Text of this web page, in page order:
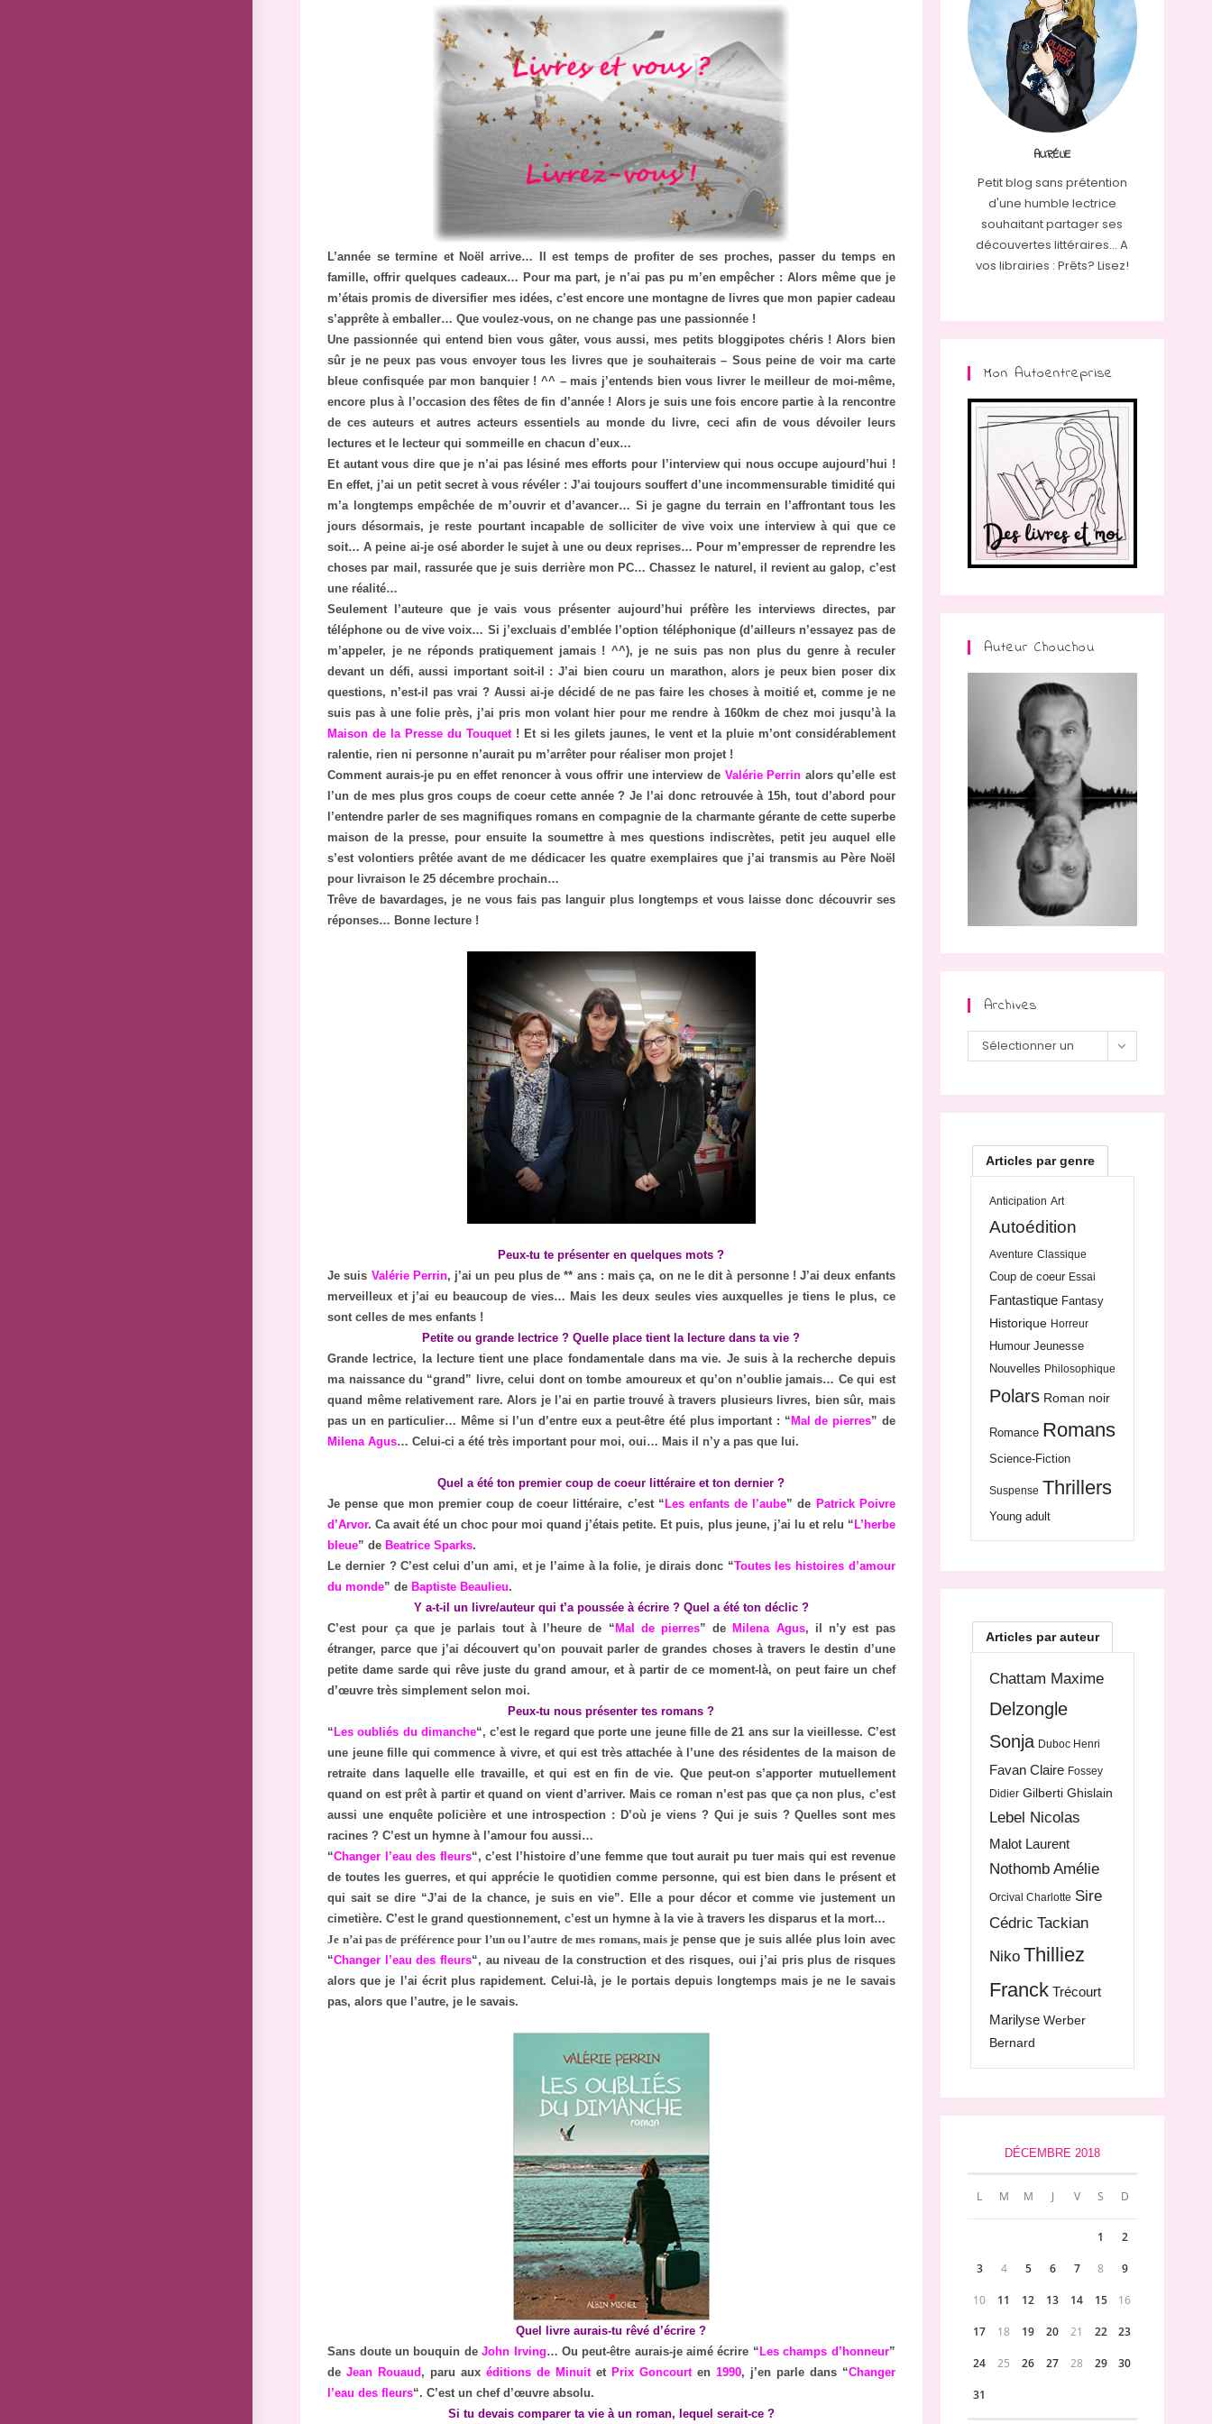
L’année se termine et Noël arrive… Il est temps de profiter de ses proches, passer du temps en
famille, offrir quelques cadeaux… Pour ma part, je n’ai pas pu m’en empêcher : Alors même que je
m’étais promis de diversifier mes idées, c’est encore une montagne de livres que mon papier cadeau
s’apprête à emballer… Que voulez-vous, on ne change pas une passionnée !
Une passionnée qui entend bien vous gâter, vous aussi, mes petits bloggipotes chéris ! Alors bien
sûr je ne peux pas vous envoyer tous les livres que je souhaiterais – Sous peine de voir ma carte
bleue confisquée par mon banquier ! ^^ – mais j’entends bien vous livrer le meilleur de moi-même,
encore plus à l’occasion des fêtes de fin d’année ! Alors je suis une fois encore partie à la rencontre
de ces auteurs et autres acteurs essentiels au monde du livre, ceci afin de vous dévoiler leurs
lectures et le lecteur qui sommeille en chacun d’eux…
Et autant vous dire que je n’ai pas lésiné mes efforts pour l’interview qui nous occupe aujourd’hui !
En effet, j’ai un petit secret à vous révéler : J’ai toujours souffert d’une incommensurable timidité qui
m’a longtemps empêchée de m’ouvrir et d’avancer… Si je gagne du terrain en l’affrontant tous les
jours désormais, je reste pourtant incapable de solliciter de vive voix une interview à qui que ce
soit… A peine ai-je osé aborder le sujet à une ou deux reprises… Pour m’empresser de reprendre les
choses par mail, rassurée que je suis derrière mon PC… Chassez le naturel, il revient au galop, c’est
une réalité…
Seulement l’auteure que je vais vous présenter aujourd’hui préfère les interviews directes, par
téléphone ou de vive voix… Si j’excluais d’emblée l’option téléphonique (d’ailleurs n’essayez pas de
m’appeler, je ne réponds pratiquement jamais ! ^^), je ne suis pas non plus du genre à reculer
devant un défi, aussi important soit-il : J’ai bien couru un marathon, alors je peux bien poser dix
questions, n’est-il pas vrai ? Aussi ai-je décidé de ne pas faire les choses à moitié et, comme je ne
suis pas à une folie près, j’ai pris mon volant hier pour me rendre à 160km de chez moi jusqu’à la
Maison de la Presse du Touquet! Et si les gilets jaunes, le vent et la pluie m’ont considérablement
ralentie, rien ni personne n’aurait pu m’arrêter pour réaliser mon projet !
Comment aurais-je pu en effet renoncer à vous offrir une interview de Valérie Perrin alors qu’elle est
l’un de mes plus gros coups de coeur cette année ? Je l’ai donc retrouvée à 15h, tout d’abord pour
l’entendre parler de ses magnifiques romans en compagnie de la charmante gérante de cette superbe
maison de la presse, pour ensuite la soumettre à mes questions indiscrètes, petit jeu auquel elle
s’est volontiers prêtée avant de me dédicacer les quatre exemplaires que j’ai transmis au Père Noël
pour livraison le 25 décembre prochain…
Trêve de bavardages, je ne vous fais pas languir plus longtemps et vous laisse donc découvrir ses
réponses… Bonne lecture !
Peux-tu te présenter en quelques mots ?
Je suis Valérie Perrin, j’ai un peu plus de ** ans : mais ça, on ne le dit à personne ! J’ai deux enfants
merveilleux et j’ai eu beaucoup de vies… Mais les deux seules vies auxquelles je tiens le plus, ce
sont celles de mes enfants !
Petite ou grande lectrice ? Quelle place tient la lecture dans ta vie ?
Grande lectrice, la lecture tient une place fondamentale dans ma vie. Je suis à la recherche depuis
ma naissance du “grand” livre, celui dont on tombe amoureux et qu’on n’oublie jamais… Ce qui est
quand même relativement rare. Alors je l’ai en partie trouvé à travers plusieurs livres, bien sûr, mais
pas un en particulier… Même si l’un d’entre eux a peut-être été plus important : “Mal de pierres” de
Milena Agus… Celui-ci a été très important pour moi, oui… Mais il n’y a pas que lui.
Quel a été ton premier coup de coeur littéraire et ton dernier ?
Je pense que mon premier coup de coeur littéraire, c’est “Les enfants de l’aube” de Patrick Poivre
d’Arvor. Ca avait été un choc pour moi quand j’étais petite. Et puis, plus jeune, j’ai lu et relu “L’herbe
bleue” deBeatrice Sparks.
Le dernier ? C’est celui d’un ami, et je l’aime à la folie, je dirais donc “Toutes les histoires d’amour
du monde” deBaptiste Beaulieu.
Y a-t-il un livre/auteur qui t’a poussée à écrire ? Quel a été ton déclic ?
C’est pour ça que je parlais tout à l’heure de “Mal de pierres” deMilena Agus, il n’y est pas
étranger, parce que j’ai découvert qu’on pouvait parler de grandes choses à travers le destin d’une
petite dame sarde qui rêve juste du grand amour, et à partir de ce moment-là, on peut faire un chef
d’œuvre très simplement selon moi.
Peux-tu nous présenter tes romans ?
“Les oubliés du dimanche“, c’est le regard que porte une jeune fille de 21 ans sur la vieillesse. C’est
une jeune fille qui commence à vivre, et qui est très attachée à l’une des résidentes de la maison de
retraite dans laquelle elle travaille, et qui est en fin de vie. Que peut-on s’apporter mutuellement
quand on est prêt à partir et quand on vient d’arriver. Mais ce roman n’est pas que ça non plus, c’est
aussi une enquête policière et une introspection : D’où je viens ? Qui je suis ? Quelles sont mes
racines ? C’est un hymne à l’amour fou aussi…
“Changer l’eau des fleurs“, c’est l’histoire d’une femme que tout aurait pu tuer mais qui est revenue
de toutes les guerres, et qui apprécie le quotidien comme personne, qui est bien dans le présent et
qui sait se dire “J’ai de la chance, je suis en vie”. Elle a pour décor et comme vie justement un
cimetière. C’est le grand questionnement, c’est un hymne à la vie à travers les disparus et la mort…
Je n’ai pas de préférence pour l’un ou l’autre de mes romans, mais je pense que je suis allée plus loin avec
“Changer l’eau des fleurs“, au niveau de la construction et des risques, oui j’ai pris plus de risques
alors que je l’ai écrit plus rapidement. Celui-là, je le portais depuis longtemps mais je ne le savais
pas, alors que l’autre, je le savais.
Quel livre aurais-tu rêvé d’écrire ?
Sans doute un bouquin deJohn Irving… Ou peut-être aurais-je aimé écrire “ Les champs d’honneur”
deJean Rouaud , paru auxéditions de Minuitet Prix Goncourten 1990, j’en parle dans “Changer
l’eau des fleurs“. C’est un chef d’œuvre absolu.
Si tu devais comparer ta vie à un roman, lequel serait-ce ?
AURÉLIE
Petit blog sans prétention
d'une humble lectrice
souhaitant partager ses
découvertes littéraires... A
vos librairies : Prêts? Lisez!
Mon Autoentreprise
Auteur Chouchou
Archives
Archives
Sélectionner un
Articles par genre
Anticipation Art
Autoédition
Aventure Classique
Coup de coeur Essai
Fantastique Fantasy
Historique Horreur
Humour Jeunesse
Nouvelles Philosophique
Polars Roman noir
Romance Romans
Science-Fiction
Suspense Thrillers
Young adult
Articles par auteur
Chattam Maxime
Delzongle
Sonja Duboc Henri
Favan Claire Fossey
Didier Gilberti Ghislain
Lebel Nicolas
Malot Laurent
Nothomb Amélie
Orcival Charlotte Sire
Cédric Tackian
Niko Thilliez
Franck Trécourt
Marilyse Werber
Bernard
DÉCEMBRE 2018
L M M J V S D
1 2
3 4 5 6 7 8 9
10 11 12 13 14 15 16
17 18 19 20 21 22 23
24 25 26 27 28 29 30
31